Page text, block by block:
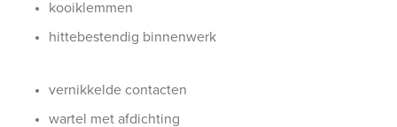
kooiklemmen
hittebestendig binnenwerk
vernikkelde contacten
wartel met afdichting